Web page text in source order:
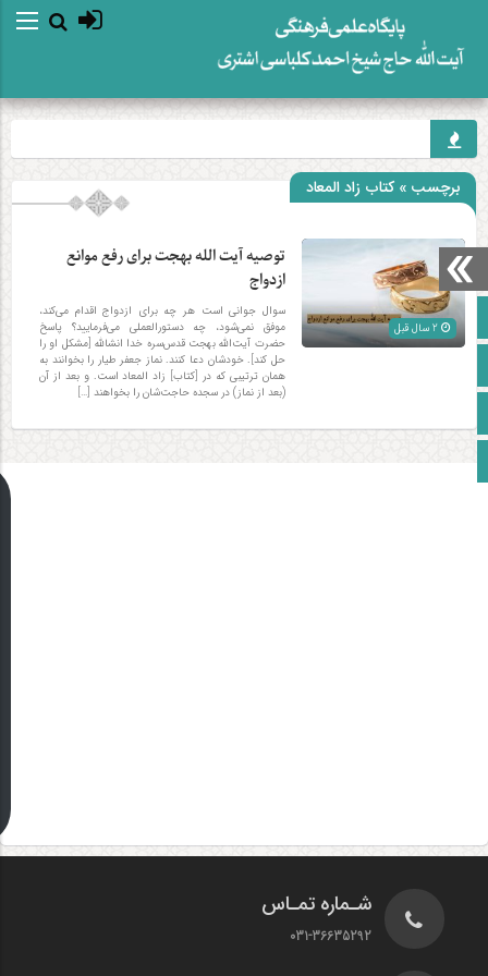
صفحه نخست
زبان انگلیسی
برچسب » کتاب زاد المعاد
توصیه آیت الله بهجت برای رفع موانع
ازدواج
سوال جوانی است هر چه برای ازدواج اقدام می‌کند،
موفق نمی‌شود، چه دستورالعملی می‌فرمایید؟ پاسخ
حضرت آیت‌الله بهجت قدس‌سره خدا انشالله [مشکل او را
حل کند]. خودشان دعا کنند. نماز جعفر طیار را بخوانند به
همان ترتیبی که در [کتاب] زاد المعاد است. و بعد از آن
(بعد از نماز) در سجده حاجت‌شان را بخواهند […]
شـماره تمـاس
031-36635292